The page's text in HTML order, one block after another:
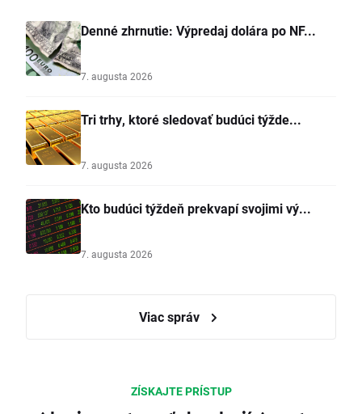
Denné zhrnutie: Výpredaj dolára po NF...
7. augusta 2026
Tri trhy, ktoré sledovať budúci týžde...
7. augusta 2026
Kto budúci týždeň prekvapí svojimi vý...
7. augusta 2026
Viac správ
ZÍSKAJTE PRÍSTUP